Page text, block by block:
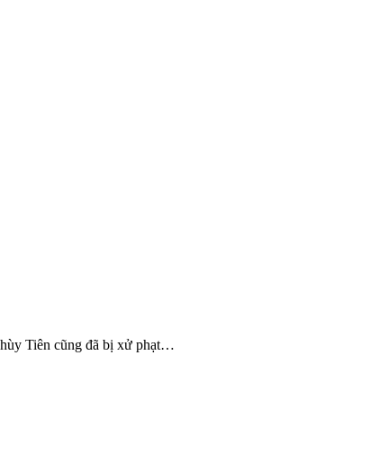
Tiên cũng đã bị xử phạt…